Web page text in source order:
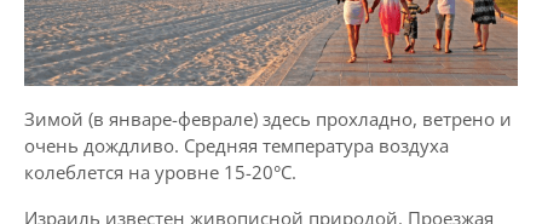
Зимой (в январе-феврале) здесь прохладно, ветрено и
очень дождливо. Средняя температура воздуха
колеблется на уровне 15-20°C.
Израиль известен живописной природой. Проезжая